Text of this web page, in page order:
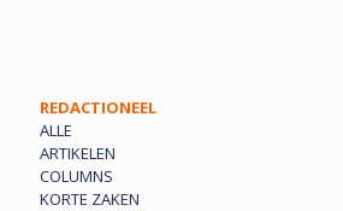
REDACTIONEEL
ALLE
ARTIKELEN
COLUMNS
KORTE ZAKEN